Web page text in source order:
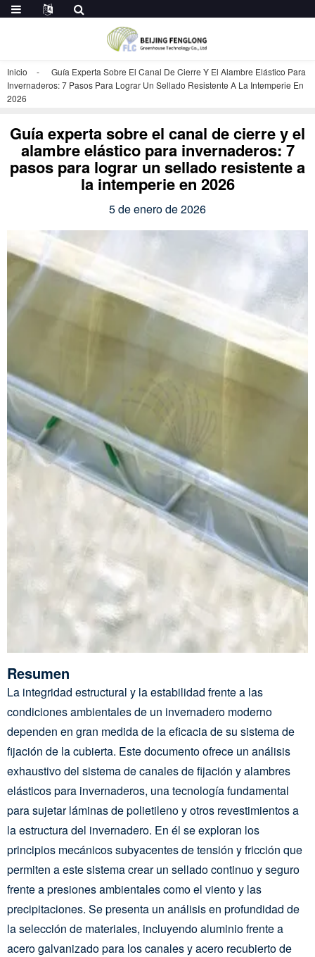
Inicio
Guía Experta Sobre El Canal De Cierre Y El Alambre Elástico Para
Invernaderos: 7 Pasos Para Lograr Un Sellado Resistente A La Intemperie En
2026
Guía experta sobre el canal de cierre y el
alambre elástico para invernaderos: 7
pasos para lograr un sellado resistente a
la intemperie en 2026
5 de enero de 2026
Resumen
La integridad estructural y la estabilidad frente a las
condiciones ambientales de un invernadero moderno
dependen en gran medida de la eficacia de su sistema de
fijación de la cubierta. Este documento ofrece un análisis
exhaustivo del sistema de canales de fijación y alambres
elásticos para invernaderos, una tecnología fundamental
para sujetar láminas de polietileno y otros revestimientos a
la estructura del invernadero. En él se exploran los
principios mecánicos subyacentes de tensión y fricción que
permiten a este sistema crear un sellado continuo y seguro
frente a presiones ambientales como el viento y las
precipitaciones. Se presenta un análisis en profundidad de
la selección de materiales, incluyendo aluminio frente a
acero galvanizado para los canales y acero recubierto de